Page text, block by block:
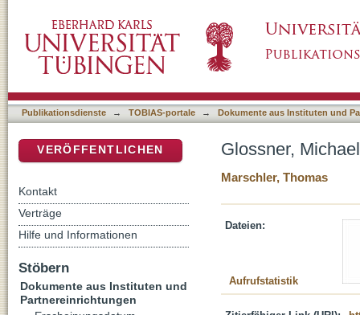
Publikationsdienste → TOBIAS-portale → Dokumente aus Instituten und
Glossner, Michael
Marschler, Thomas
Dateien:
Aufrufstatistik
VERÖFFENTLICHEN
Kontakt
Verträge
Hilfe und Informationen
Stöbern
Dokumente aus Instituten und
Partnereinrichtungen